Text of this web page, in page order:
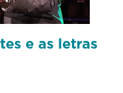
e as letras